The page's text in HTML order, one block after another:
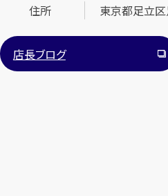
住所
東京都足立
店長ブログ